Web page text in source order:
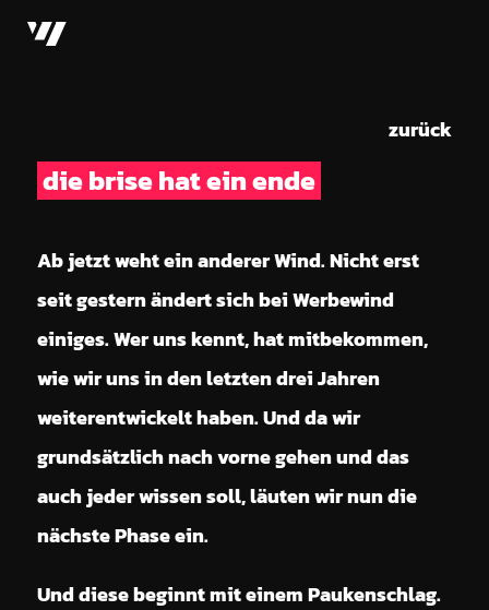
zurück
die brise hat ein ende
Ab jetzt weht ein anderer Wind. Nicht erst
seit gestern ändert sich bei Werbewind
einiges. Wer uns kennt, hat mitbekommen,
wie wir uns in den letzten drei Jahren
weiterentwickelt haben. Und da wir
grundsätzlich nach vorne gehen und das
auch jeder wissen soll, läuten wir nun die
nächste Phase ein.
Und diese beginnt mit einem Paukenschlag.